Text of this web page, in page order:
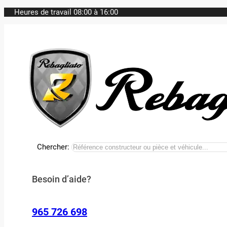
Heures de travail 08:00 à 16:00
Chercher:
Besoin d’aide?
965 726 698